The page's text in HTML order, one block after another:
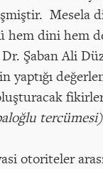
Mesela
dini hem
Şaban Ali
yaptığı
otoriteler